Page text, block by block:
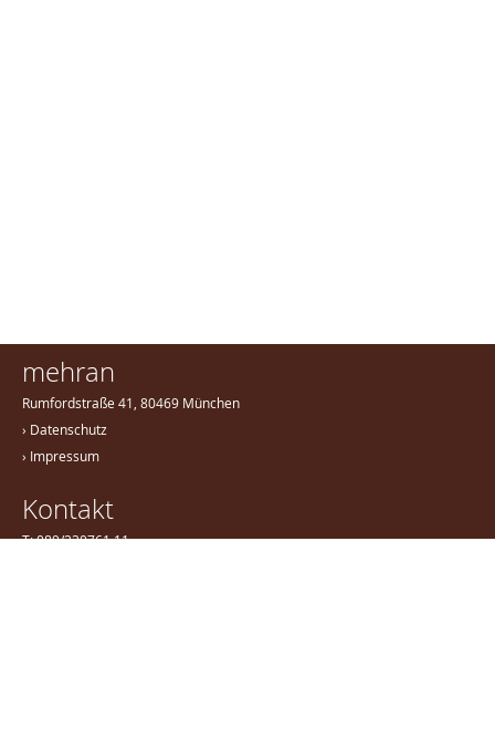
mehran
Rumfordstraße 41, 80469 München
Datenschutz
Impressum
Kontakt
T: 089/230761 11